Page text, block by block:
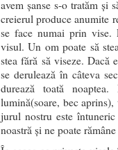
avem șanse s-o tratăm și
creierul produce anumite
se face numai prin vise.
visul. Un om poate să
stea fără să viseze. Dacă
se derulează în câteva
durează toată
lumină(soare, bec
jurul nostru este
noastră și ne poate